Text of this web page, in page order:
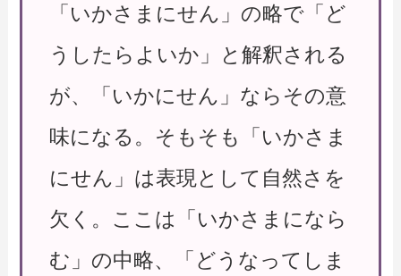
「いかさまにせん」の略で「ど
うしたらよいか」と解釈される
が、「いかにせん」ならその意
味になる。そもそも「いかさま
にせん」は表現として自然さを
欠く。ここは「いかさまになら
む」の中略、「どうなってしま